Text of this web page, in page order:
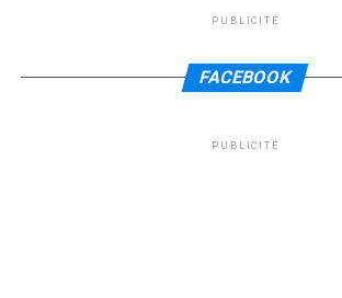
PUBLICITÉ
FACEBOOK
PUBLICITÉ